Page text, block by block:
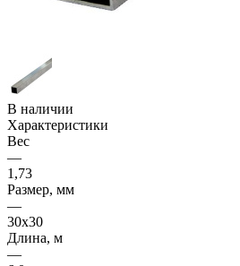
В наличии
Характеристики
Вес
—
1,73
Размер, мм
—
30x30
Длина, м
—